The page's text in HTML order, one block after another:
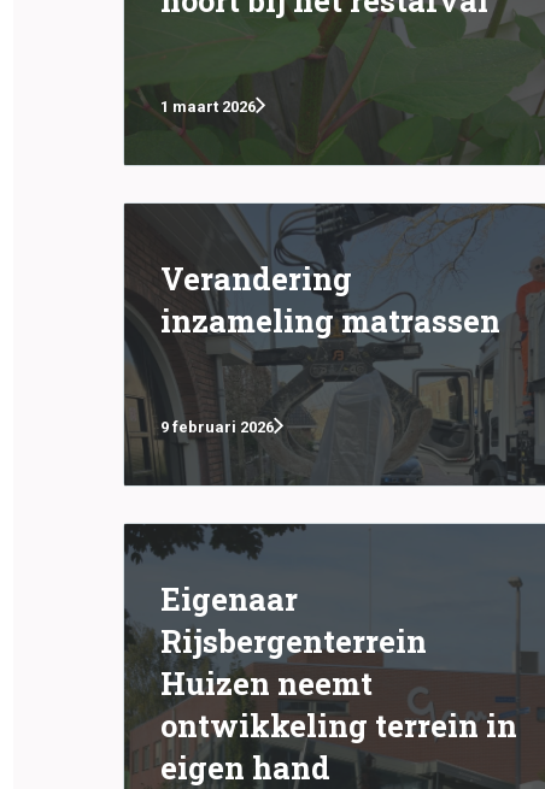
1 maart 2026
Verandering
inzameling matrassen
9 februari 2026
Eigenaar
Rijsbergenterrein
Huizen neemt
ontwikkeling terrein in
eigen hand